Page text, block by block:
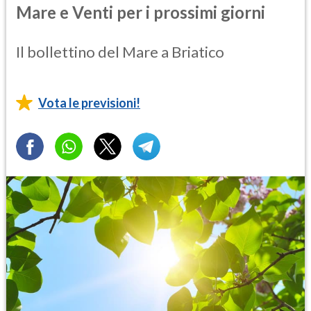
Mare e Venti per i prossimi giorni
Il bollettino del Mare a Briatico
Vota le previsioni!